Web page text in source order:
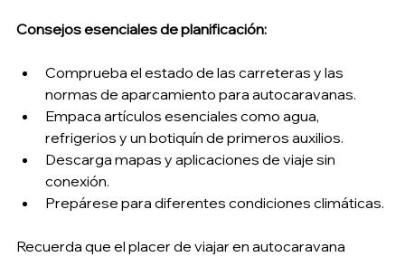
Consejos esenciales de planificación:
Comprueba el estado de las carreteras y las
normas de aparcamiento para autocaravanas.
Empaca artículos esenciales como agua,
refrigerios y un botiquín de primeros auxilios.
Descarga mapas y aplicaciones de viaje sin
conexión.
Prepárese para diferentes condiciones climáticas.
Recuerda que el placer de viajar en autocaravana